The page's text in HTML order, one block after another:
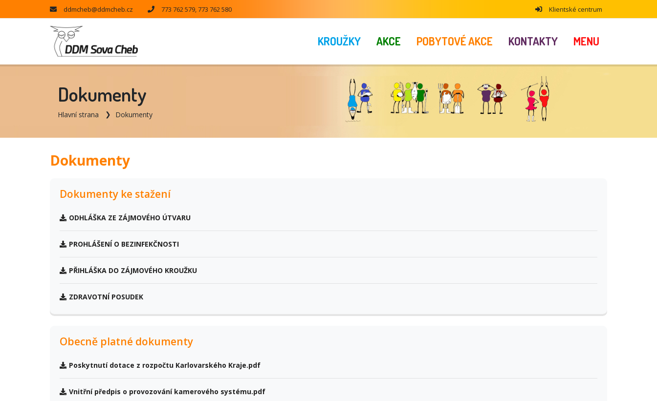
ddmcheb@ddmcheb.cz 773 762 579, 773 762 580 Klientské centrum
KROUŽKY AKCE POBYTOVÉ AKCE KONTAKTY MENU
Dokumenty
Hlavní strana Dokumenty
Dokumenty
Dokumenty ke stažení
ODHLÁŠKA ZE ZÁJMOVÉHO ÚTVARU
PROHLÁŠENÍ O BEZINFEKČNOSTI
PŘIHLÁŠKA DO ZÁJMOVÉHO KROUŽKU
ZDRAVOTNÍ POSUDEK
Obecně platné dokumenty
Poskytnutí dotace z rozpočtu Karlovarského Kraje.pdf
Vnitřní předpis o provozování kamerového systému.pdf